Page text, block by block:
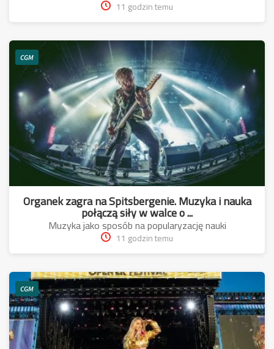
11 godzin temu
CGM
Organek zagra na Spitsbergenie. Muzyka i nauka
połączą siły w walce o ...
Muzyka jako sposób na popularyzację nauki
11 godzin temu
CGM